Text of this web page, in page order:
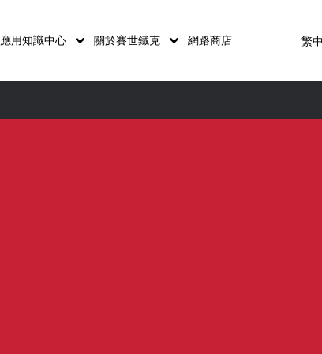
應用知識中心 關於賽世鐡克 網路商店 繁